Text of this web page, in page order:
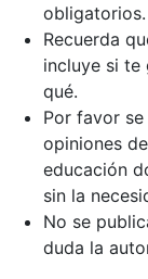
obligatorios.
Recuerda
incluye si te
qué.
Por favor
opiniones
educación
sin la
No se
duda la